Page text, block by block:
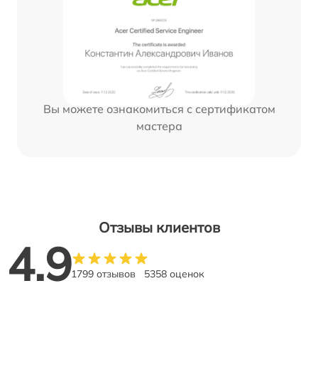
Вы можете ознакомиться с сертификатом
мастера
Отзывы клиентов
4.91799 отзывов 5358 оценок